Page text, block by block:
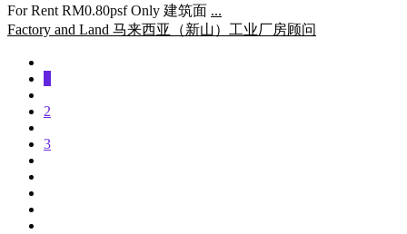
For Rent RM0.80psf Only 建筑面 ...
Factory and Land 马来西亚（新山）工业厂房顾问
2
3